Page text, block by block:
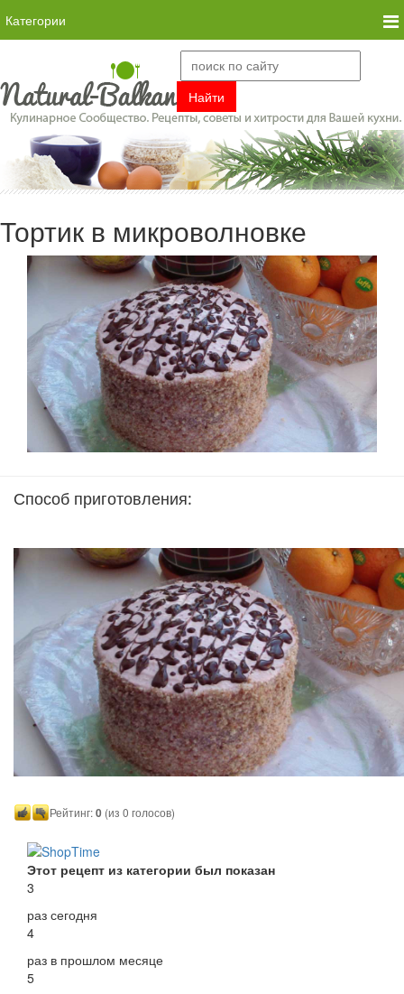
Категории
Тортик в микроволновке
Способ приготовления:
Рейтинг:0 (из 0 голосов)
Этот рецепт из категории был показан
3
раз сегодня
4
раз в прошлом месяце
5